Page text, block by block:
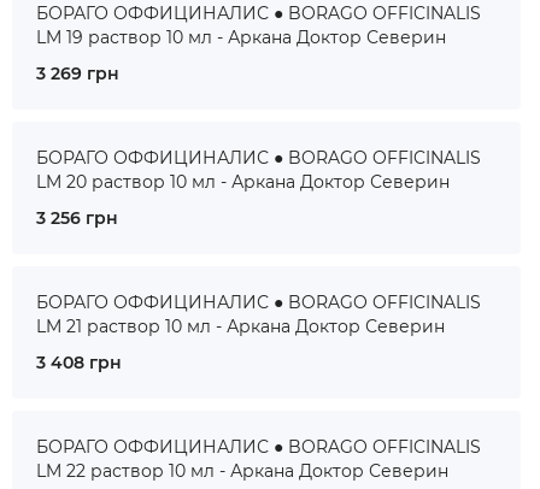
БОРАГО ОФФИЦИНАЛИС ● BORAGO OFFICINALIS
LM 19 раствор 10 мл - Аркана Доктор Северин
3 269 грн
БОРАГО ОФФИЦИНАЛИС ● BORAGO OFFICINALIS
LM 20 раствор 10 мл - Аркана Доктор Северин
3 256 грн
БОРАГО ОФФИЦИНАЛИС ● BORAGO OFFICINALIS
LM 21 раствор 10 мл - Аркана Доктор Северин
3 408 грн
БОРАГО ОФФИЦИНАЛИС ● BORAGO OFFICINALIS
LM 22 раствор 10 мл - Аркана Доктор Северин